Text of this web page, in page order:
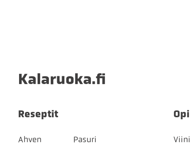
Kalaruoka.fi
Reseptit
Ahven
Pasuri
Opi
Viini